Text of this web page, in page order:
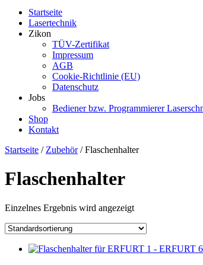
Startseite
Lasertechnik
Zikon
TÜV-Zertifikat
Impressum
AGB
Cookie-Richtlinie (EU)
Datenschutz
Jobs
Bediener bzw. Programmierer
Shop
Kontakt
Startseite / Zubehör/ Flaschenhalter
Flaschenhalter
Einzelnes Ergebnis wird angezeigt